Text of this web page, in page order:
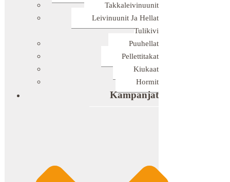
Takkaleivinuunit
Leivinuunit Ja Hellat
Tulikivi
Puuhellat
Pellettitakat
Kiukaat
Hormit
Kampanjat